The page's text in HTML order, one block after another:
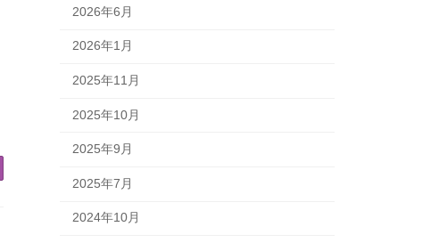
2026年6月
2026年1月
2025年11月
2025年10月
2025年9月
2025年7月
2024年10月